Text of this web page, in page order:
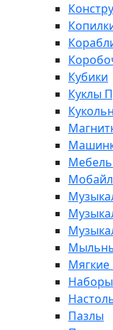
Кубики
Куклы
Мебель
Мягкие
Наборы
Пазлы